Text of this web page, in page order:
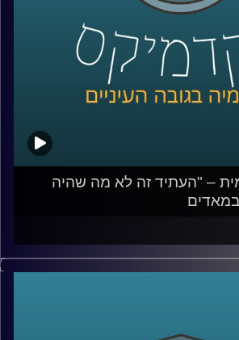
– "העתיד זה לא מה שהיה
בכדור הארץ לא יהיו מספיק
פרופסור יואב יאיר על